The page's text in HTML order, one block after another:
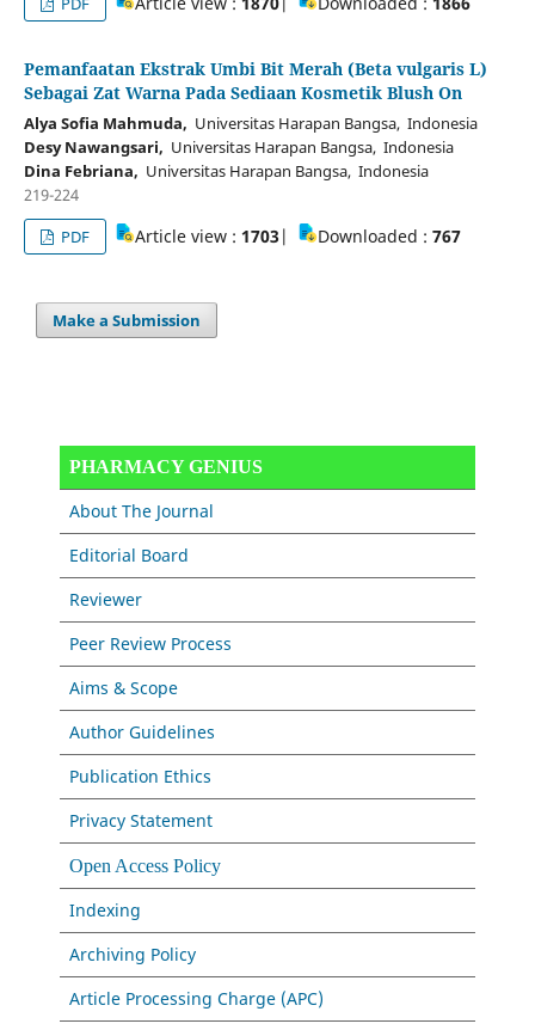
Pemanfaatan Ekstrak Umbi Bit Merah (Beta vulgaris L)
Sebagai Zat Warna Pada Sediaan Kosmetik Blush On
Alya Sofia Mahmuda, Universitas Harapan Bangsa, Indonesia
Desy Nawangsari, Universitas Harapan Bangsa, Indonesia
Dina Febriana, Universitas Harapan Bangsa, Indonesia
219-224
PDF
Article view :1703 | Downloaded :767
Make a Submission
PHARMACY GENIUS
About The Journal
Editorial Board
Reviewer
Peer Review Process
Aims & Scope
Author Guidelines
Publication Ethics
Privacy Statement
Open Access Policy
Indexing
Archiving Policy
Article Processing Charge (APC)